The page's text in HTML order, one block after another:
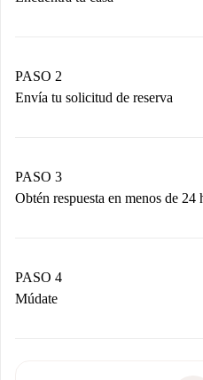
Tienes toda la información
PASO 2
Envía tu solicitud de reserva
propietario acepte.
PASO 3
Obtén respuesta en menos de 24
contacto con el propietario.
Si es rechazada: No te
PASO 4
Múdate